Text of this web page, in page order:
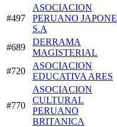
#497
ASOCIACION
PERUANO JAPONE
S.A
#689
DERRAMA
MAGISTERIAL
#720
ASOCIACION
EDUCATIVA ARES
#770
ASOCIACION
CULTURAL
PERUANO
BRITANICA